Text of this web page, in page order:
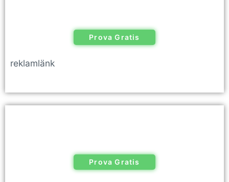
Prova Gratis
reklamlänk
Prova Gratis